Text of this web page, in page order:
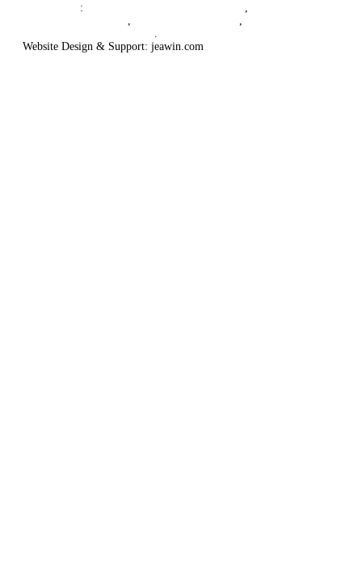
:
,
,
,
.
Website Design & Support: jeawin.com